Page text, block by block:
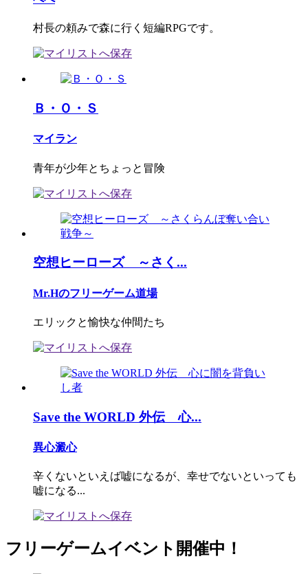
村長の頼みで森に行く短編RPGです。
Ｂ・Ｏ・Ｓ
マイラン
青年が少年とちょっと冒険
空想ヒーローズ ～さく...
Mr.Hのフリーゲーム道場
エリックと愉快な仲間たち
Save the WORLD 外伝 心...
異心澱心
辛くないといえば嘘になるが、幸せでないといっても
嘘になる...
フリーゲームイベント開催中！